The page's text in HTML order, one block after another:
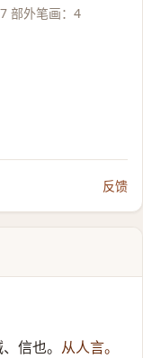
部外笔画：4
反馈
信也。 从人言。